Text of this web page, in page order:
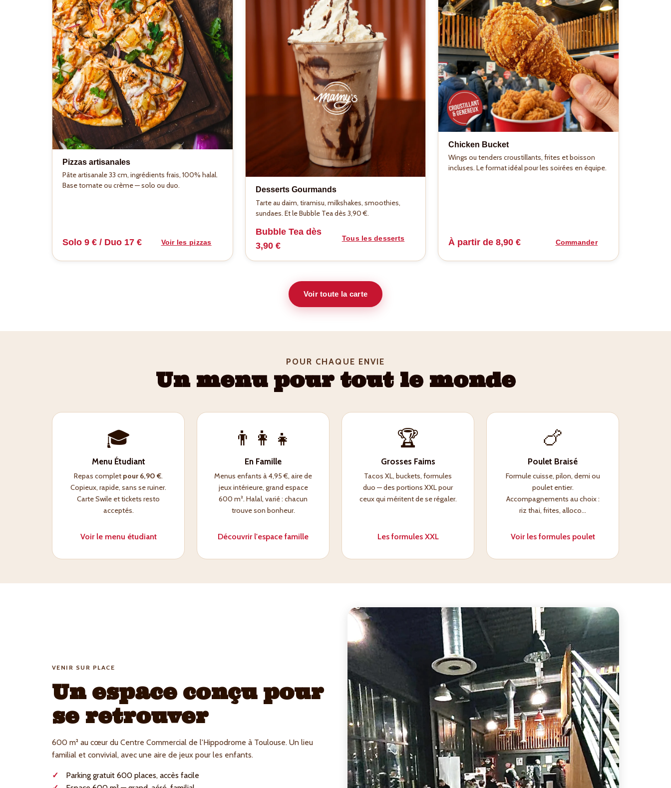
Pizzas artisanales
Pâte artisanale 33 cm, ingrédients frais, 100% halal.
Base tomate ou crème — solo ou duo.
Solo 9 € / Duo 17 € Voir les pizzas
Desserts Gourmands
Tarte au daim, tiramisu, milkshakes, smoothies,
sundaes. Et le Bubble Tea dès 3,90 €.
Bubble Tea dès
3,90 €
Tous les desserts
Chicken Bucket
Wings ou tenders croustillants, frites et boisson
incluses. Le format idéal pour les soirées en équipe.
À partir de 8,90 € Commander
Voir toute la carte
POUR CHAQUE ENVIE
Un menu pour tout le monde
🎓
Menu Étudiant
Repas complet pour 6,90 €.
Copieux, rapide, sans se ruiner.
Carte Swile et tickets resto
acceptés.
Voir le menu étudiant
👨‍👩‍👧
En Famille
Menus enfants à 4,95 €, aire de
jeux intérieure, grand espace
600 m². Halal, varié : chacun
trouve son bonheur.
Découvrir l'espace famille
🏆
Grosses Faims
Tacos XL, buckets, formules
duo — des portions XXL pour
ceux qui méritent de se régaler.
Les formules XXL
🍗
Poulet Braisé
Formule cuisse, pilon, demi ou
poulet entier.
Accompagnements au choix :
riz thai, frites, alloco...
Voir les formules poulet
VENIR SUR PLACE
Un espace conçu pour
se retrouver
600 m² au cœur du Centre Commercial de l'Hippodrome à Toulouse. Un lieu
familial et convivial, avec une aire de jeux pour les enfants.
Parking gratuit 600 places, accès facile